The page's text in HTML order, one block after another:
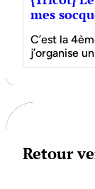
mes
C’est la
j’organise
Retour